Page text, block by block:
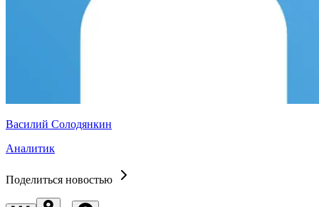
Василий Солодянкин
Аналитик
Поделиться новостью